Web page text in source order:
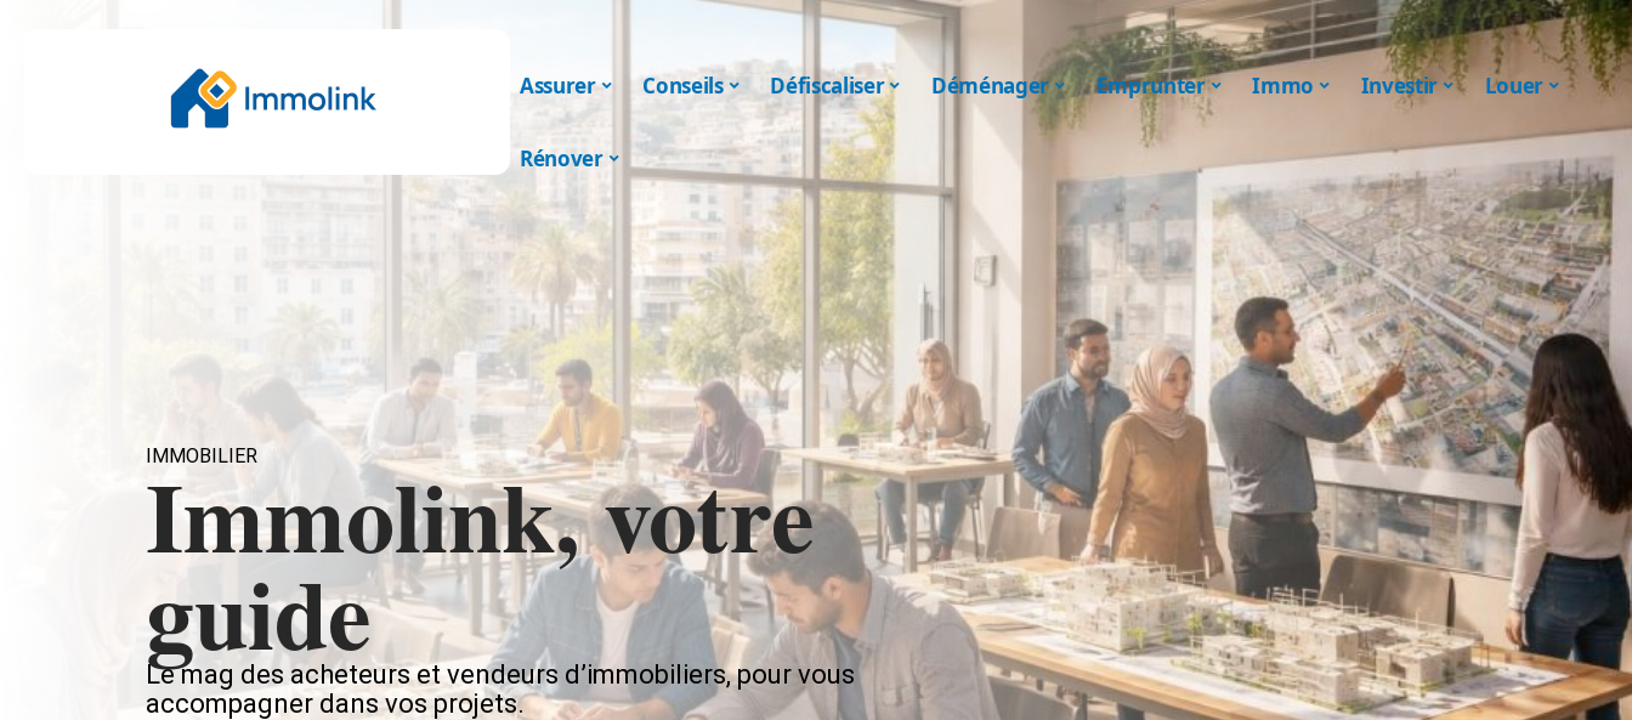
Assurer Conseils Défiscaliser Déménager Emprunter Immo Investir Louer
Rénover
IMMOBILIER
Immolink, votre
guide
Le mag des acheteurs et vendeurs d’immobiliers, pour vous
accompagner dans vos projets.